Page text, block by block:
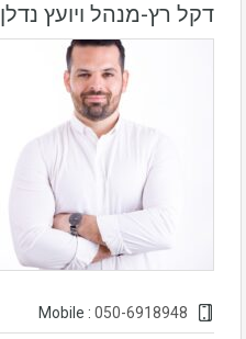
דקל רץ-מנהל ויועץ נדלן
050-6918948